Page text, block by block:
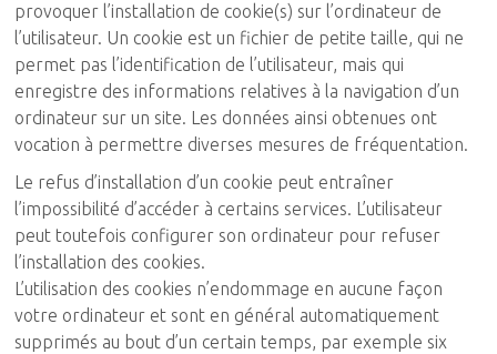
provoquer l’installation de cookie(s) sur l’ordinateur de
l’utilisateur. Un cookie est un fichier de petite taille, qui ne
permet pas l’identification de l’utilisateur, mais qui
enregistre des informations relatives à la navigation d’un
ordinateur sur un site. Les données ainsi obtenues ont
vocation à permettre diverses mesures de fréquentation.
Le refus d’installation d’un cookie peut entraîner
l’impossibilité d’accéder à certains services. L’utilisateur
peut toutefois configurer son ordinateur pour refuser
l’installation des cookies.
L’utilisation des cookies n’endommage en aucune façon
votre ordinateur et sont en général automatiquement
supprimés au bout d’un certain temps, par exemple six